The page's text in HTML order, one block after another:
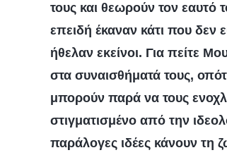
τους και θεωρούν τον εαυτό
επειδή έκαναν κάτι που δεν
ήθελαν εκείνοι. Για πείτε
στα συναισθήματά τους,
μπορούν παρά να τους
στιγματισμένο από την
παράλογες ιδέες κάνουν τη